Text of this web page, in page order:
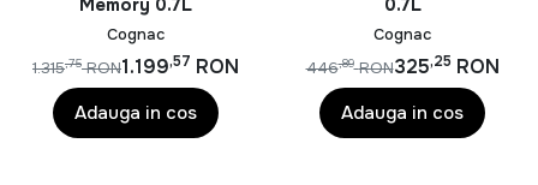
Memory 0.7L
Cognac
1.199,57 RON
1.315,75 RON
Adauga in cos
0.7L
Cognac
325,25 RON
446,89 RON
Adauga in cos